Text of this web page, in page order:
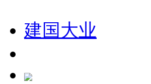
建国大业